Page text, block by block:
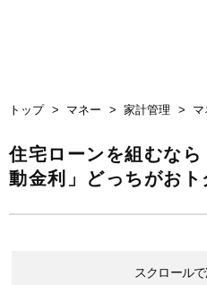
トップ マネー 家計管理
住宅ローンを組むな
動金利」どっちがおト
スクロール